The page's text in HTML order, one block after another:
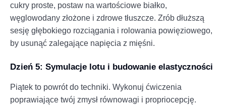
cukry proste, postaw na wartościowe białko,
węglowodany złożone i zdrowe tłuszcze. Zrób dłuższą
sesję głębokiego rozciągania i rolowania powięziowego,
by usunąć zalegające napięcia z mięśni.
Dzień 5: Symulacje lotu i budowanie elastyczności
Piątek to powrót do techniki. Wykonuj ćwiczenia
poprawiające twój zmysł równowagi i propriocepcję.